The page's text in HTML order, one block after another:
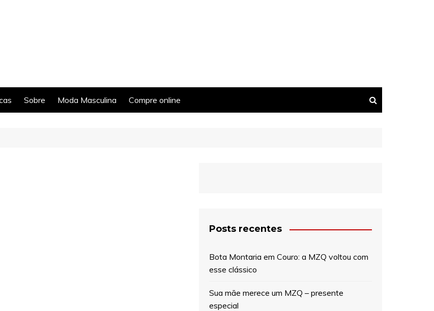
Sobre Moda Masculina Compre online
Posts recentes
Bota Montaria em Couro: a MZQ voltou com
esse clássico
Sua mãe merece um MZQ – presente
especial